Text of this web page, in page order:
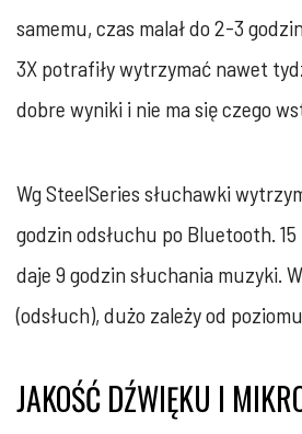
samemu, czas malał do 2-3
3X potrafiły wytrzymać nawet
dobre wyniki i nie ma się czego
Wg SteelSeries słuchawki
godzin odsłuchu po Bluetooth.
daje 9 godzin słuchania muzyki.
(odsłuch), dużo zależy od
JAKOŚĆ DŹWIĘKU I